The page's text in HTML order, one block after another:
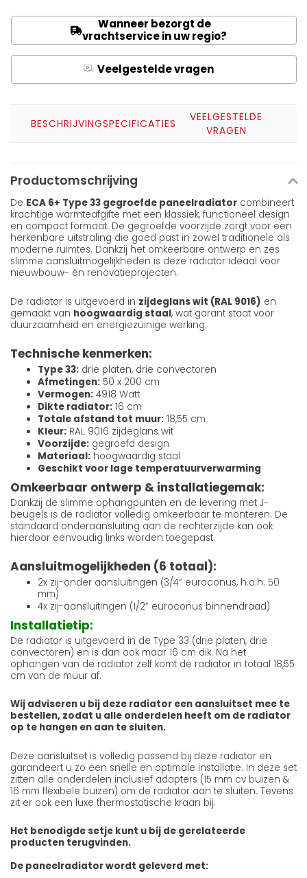
Wanneer bezorgt de
vrachtservice in uw regio?
Q Veelgestelde vragen
BESCHRIJVINGSPECIFICATIES
VEELGESTELDE
VRAGEN
Productomschrijving
De ECA 6+ Type 33 gegroefde paneelradiator combineert
krachtige warmteafgifte met een klassiek, functioneel design
en compact formaat. De gegroefde voorzijde zorgt voor een
herkenbare uitstraling die goed past in zowel traditionele als
moderne ruimtes. Dankzij het omkeerbare ontwerp en zes
slimme aansluitmogelijkheden is deze radiator ideaal voor
nieuwbouw- én renovatieprojecten.
De radiator is uitgevoerd in zijdeglans wit (RAL 9016) en
gemaakt van hoogwaardig staal, wat garant staat voor
duurzaamheid en energiezuinige werking.
Technische kenmerken:
Type 33: drie platen, drie convectoren
Afmetingen: 50 x 200 cm
Vermogen: 4918 Watt
Dikte radiator: 16 cm
Totale afstand tot muur: 18,55 cm
Kleur: RAL 9016 zijdeglans wit
Voorzijde: gegroefd design
Materiaal: hoogwaardig staal
Geschikt voor lage temperatuurverwarming
Omkeerbaar ontwerp & installatiegemak:
Dankzij de slimme ophangpunten en de levering met J-
beugels is de radiator volledig omkeerbaar te monteren. De
standaard onderaansluiting aan de rechterzijde kan ook
hierdoor eenvoudig links worden toegepast.
Aansluitmogelijkheden (6 totaal):
2x zij-onder aansluitingen (3/4” euroconus, h.o.h. 50
mm)
4x zij-aansluitingen (1/2” euroconus binnendraad)
Installatietip:
De radiator is uitgevoerd in de Type 33 (drie platen, drie
convectoren) en is dan ook maar 16 cm dik. Na het
ophangen van de radiator zelf komt de radiator in totaal 18,55
cm van de muur af.
Wij adviseren u bij deze radiator een aansluitset mee te
bestellen, zodat u alle onderdelen heeft om de radiator
op te hangen en aan te sluiten.
Deze aansluitset is volledig passend bij deze radiator en
garandeert u zo een snelle en optimale installatie. In deze set
zitten alle onderdelen inclusief adapters (15 mm cv buizen &
16 mm flexibele buizen) om de radiator aan te sluiten. Tevens
zit er ook een luxe thermostatische kraan bij.
Het benodigde setje kunt u bij de gerelateerde
producten terugvinden.
De paneelradiator wordt geleverd met: